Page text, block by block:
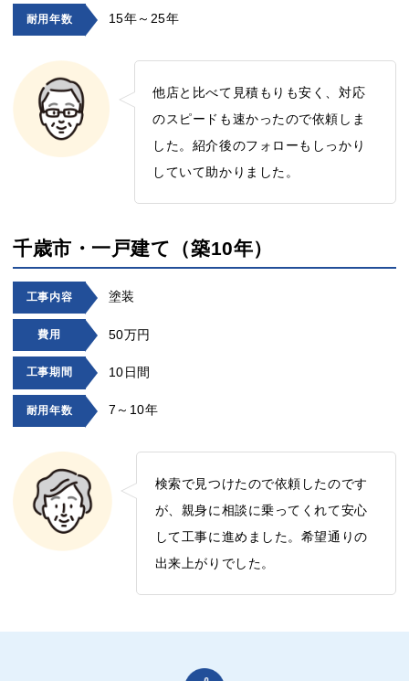
耐用年数 15年～25年
他店と比べて見積もりも安く、対応
のスピードも速かったので依頼しま
した。紹介後のフォローもしっかり
していて助かりました。
千歳市・一戸建て（築10年）
工事内容 塗装
費用 50万円
工事期間 10日間
耐用年数 7～10年
検索で見つけたので依頼したのです
が、親身に相談に乗ってくれて安心
して工事に進めました。希望通りの
出来上がりでした。